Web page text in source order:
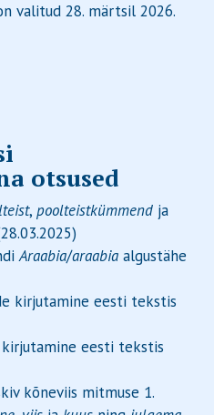
valitud 28. märtsil 2026.
otsused
, poolteistkümmend ja
Araabia/araabia algustähe
kirjutamine eesti tekstis
eesti tekstis
kõneviis mitmuse 1.